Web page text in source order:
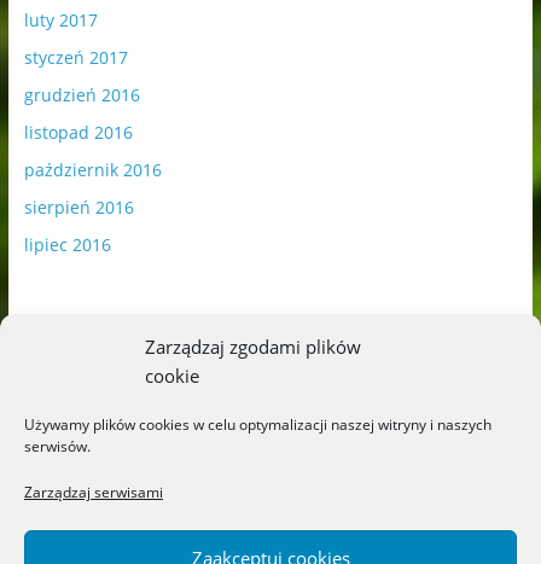
Zarządzaj zgodami plików
cookie
Używamy plików cookies w celu optymalizacji naszej witryny i naszych
serwisów.
Zarządzaj serwisami
Zaakceptuj cookies
luty 2017
styczeń 2017
grudzień 2016
listopad 2016
październik 2016
sierpień 2016
lipiec 2016